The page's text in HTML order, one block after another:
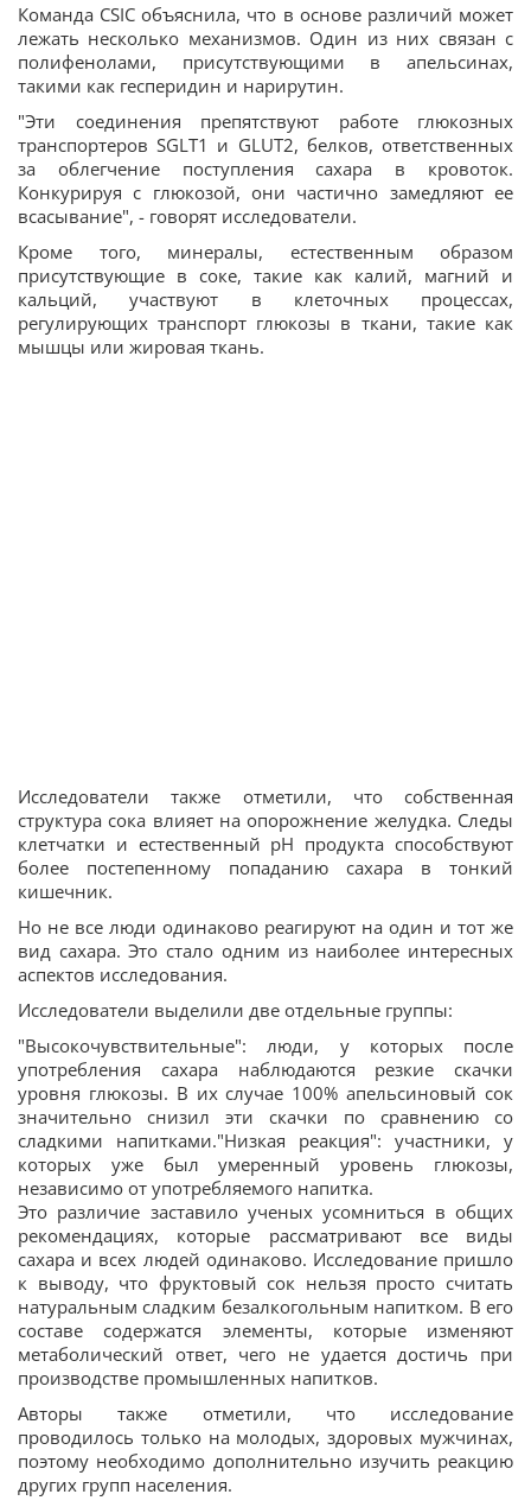
Команда CSIC объяснила, что в основе различий может
лежать несколько механизмов. Один из них связан с
полифенолами, присутствующими в апельсинах,
такими как гесперидин и нарирутин.
"Эти соединения препятствуют работе глюкозных
транспортеров SGLT1 и GLUT2, белков, ответственных
за облегчение поступления сахара в кровоток.
Конкурируя с глюкозой, они частично замедляют ее
всасывание", - говорят исследователи.
Кроме того, минералы, естественным образом
присутствующие в соке, такие как калий, магний и
кальций, участвуют в клеточных процессах,
регулирующих транспорт глюкозы в ткани, такие как
мышцы или жировая ткань.
Исследователи также отметили, что собственная
структура сока влияет на опорожнение желудка. Следы
клетчатки и естественный pH продукта способствуют
более постепенному попаданию сахара в тонкий
кишечник.
Но не все люди одинаково реагируют на один и тот же
вид сахара. Это стало одним из наиболее интересных
аспектов исследования.
Исследователи выделили две отдельные группы:
"Высокочувствительные": люди, у которых после
употребления сахара наблюдаются резкие скачки
уровня глюкозы. В их случае 100% апельсиновый сок
значительно снизил эти скачки по сравнению со
сладкими напитками."Низкая реакция": участники, у
которых уже был умеренный уровень глюкозы,
независимо от употребляемого напитка.
Это различие заставило ученых усомниться в общих
рекомендациях, которые рассматривают все виды
сахара и всех людей одинаково. Исследование пришло
к выводу, что фруктовый сок нельзя просто считать
натуральным сладким безалкогольным напитком. В его
составе содержатся элементы, которые изменяют
метаболический ответ, чего не удается достичь при
производстве промышленных напитков.
Авторы также отметили, что исследование
проводилось только на молодых, здоровых мужчинах,
поэтому необходимо дополнительно изучить реакцию
других групп населения.